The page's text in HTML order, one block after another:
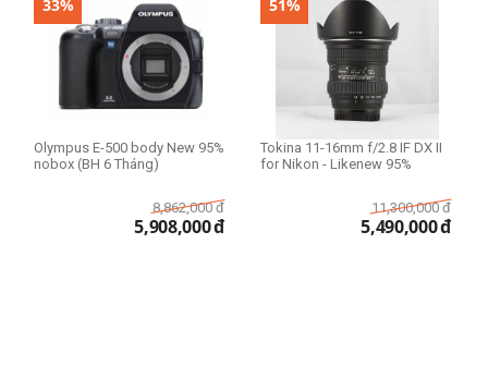
Dung lượng bộ nhớ
Phiên bản 16GB
Phiên bản 128GB
Phiên bản 512GB
Phiên bản 1TB
33%
Olympus E-500 body New 95%
nobox (BH 6 Tháng)
8,862,000 đ
5,908,000đ
51%
Tokina 11-16mm f/2.8 IF DX II
for Nikon - Likenew 95%
11,300,000 đ
5,490,000đ